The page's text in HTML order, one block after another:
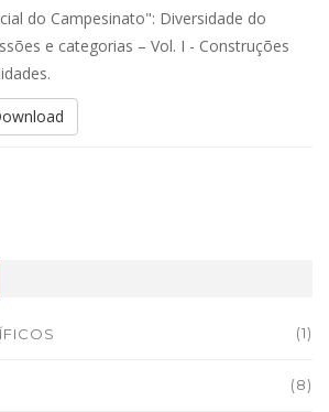
do Campesinato": Diversidade do
e categorias – Vol. I - Construções
(1)
(8)